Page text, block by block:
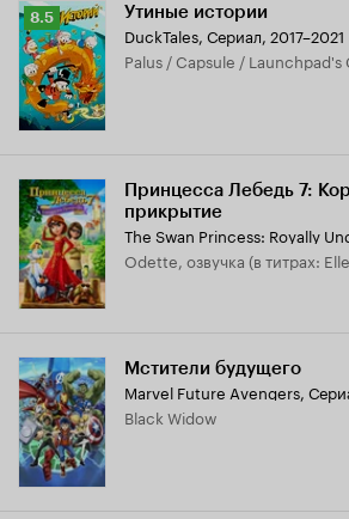
Рейтинг
Кинопоиска
8.5
8.5 Утиные истории
DuckTales, Сериал, 2017–2021
Palus / Capsule / Launchpad's Girlfriends / Mail Lady /
Принцесса Лебедь 7:
прикрытие
Odette, озвучка (в титрах:
Мстители будущего
Marvel Future Avengers,
Black Widow